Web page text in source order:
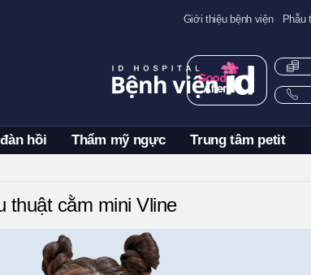
Giới thiệu bệnh viện Phẫu
hồi Thẩm mỹ ngực Trung tâm petit
thuật cằm mini Vline